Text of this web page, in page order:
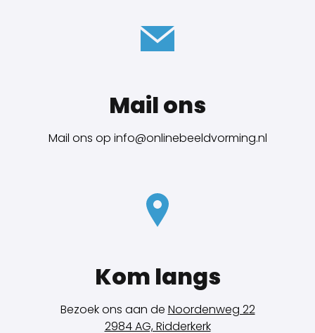
Mail ons
Mail ons op info@onlinebeeldvorming.nl
Kom langs
Bezoek ons aan de Noordenweg 22
2984 AG, Ridderkerk